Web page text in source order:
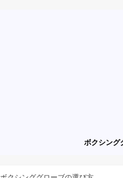
ボクシング